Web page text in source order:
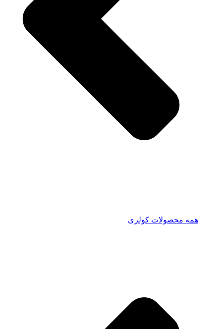
همه محصولات کولری